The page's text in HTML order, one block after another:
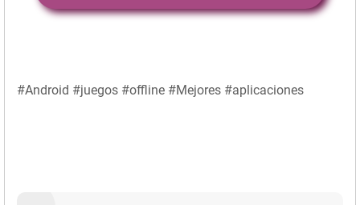
#Android #juegos #offline #Mejores #aplicaciones